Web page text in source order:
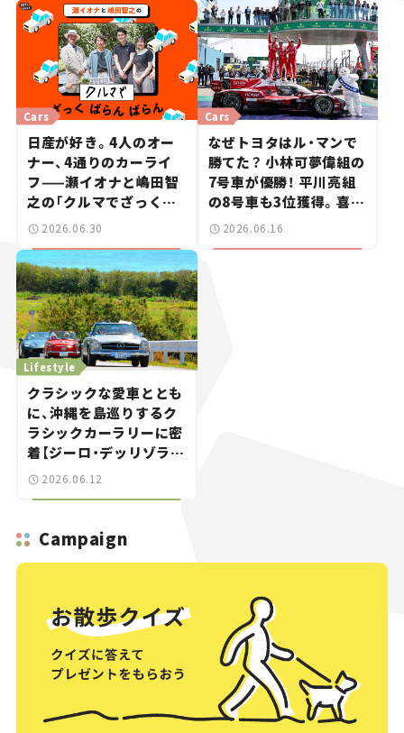
信 #2
Cars
日産が好き。4人のオー
ナー、4通りのカーライ
フ——瀬イオナと嶋田智
之の「クルマでざっくば
らんばらん！」＃19
2026.06.30
Cars
なぜトヨタはル・マンで
勝てた？ 小林可夢偉組の
7号車が優勝！ 平川亮組
の8号車も3位獲得。喜び
のコメントとともに振り
2026.06.16
Lifestyle
クラシックな愛車ととも
に、沖縄を島巡りするク
ラシックカーラリーに密
着【ジーロ・デッリゾラ沖
縄｜Giro dell’Isola
2026.06.12
Campaign